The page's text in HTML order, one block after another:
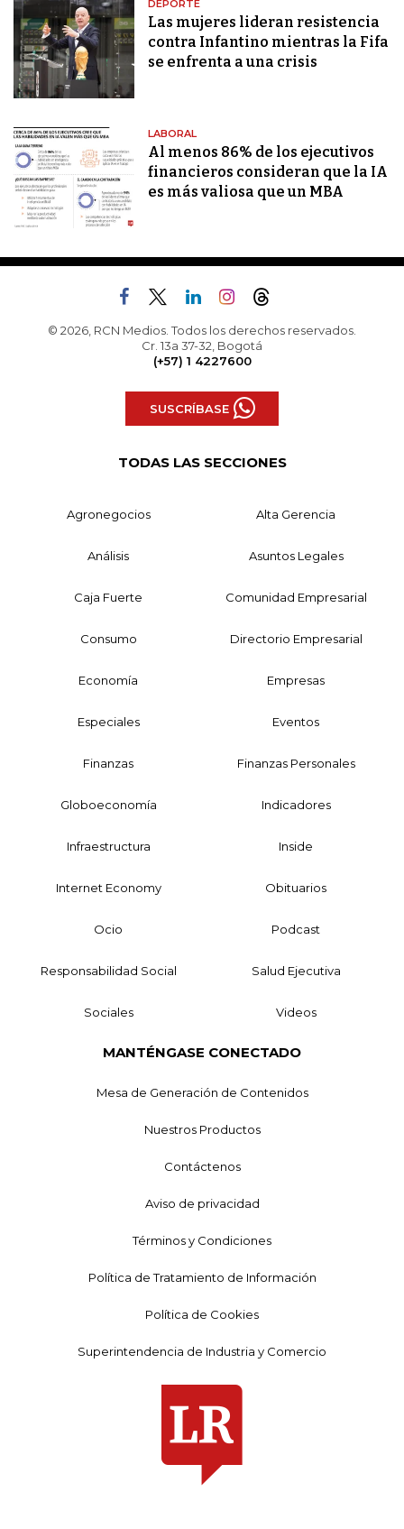
DEPORTE
Las mujeres lideran resistencia
contra Infantino mientras la Fifa
se enfrenta a una crisis
LABORAL
Al menos 86% de los ejecutivos
financieros consideran que la IA
es más valiosa que un MBA
© 2026, RCN Medios. Todos los derechos reservados.
Cr. 13a 37-32, Bogotá
(+57) 1 4227600
SUSCRÍBASE
TODAS LAS SECCIONES
Agronegocios Alta Gerencia
Análisis Asuntos Legales
Caja Fuerte Comunidad Empresarial
Consumo Directorio Empresarial
Economía Empresas
Especiales Eventos
Finanzas Finanzas Personales
Globoeconomía Indicadores
Infraestructura Inside
Internet Economy Obituarios
Ocio Podcast
Responsabilidad Social Salud Ejecutiva
Sociales Videos
MANTÉNGASE CONECTADO
Mesa de Generación de Contenidos
Nuestros Productos
Contáctenos
Aviso de privacidad
Términos y Condiciones
Política de Tratamiento de Información
Política de Cookies
Superintendencia de Industria y Comercio